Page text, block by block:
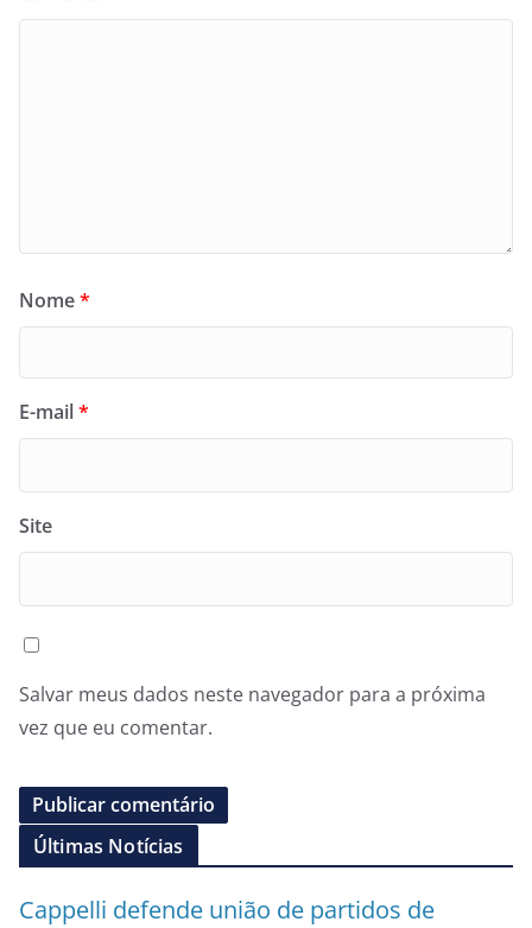
Nome*
E-mail*
Site
Salvar meus dados neste navegador para a próxima
vez que eu comentar.
Últimas Notícias
Cappelli defende união de partidos de